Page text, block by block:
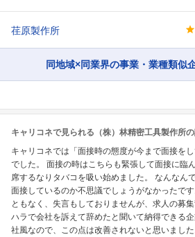
荏原製作所
同地域×同業界の事業・業種類似
キャリコネで見られる（株）林精密工具製作所
キャリコネでは「面接時の態度が今まで面接を
でした。 面接の時はこちらも緊張して面接に臨
席するなりタバコを吸い始めました。 なんなん
面接しているのか不思議でしょうがなかったで
ともなく、失言もしておりませんが、求人の募
ハラで会社を訴えて辞めたと聞いて納得できる
社風なので、この点は改善されないと思いまし